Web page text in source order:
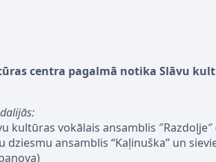
centra pagalmā notika Slāvu
kultūras vokālais ansamblis
dziesmu ansamblis “Kaļinuška” un